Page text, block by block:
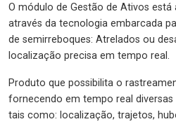
O módulo de Gestão de Ativos
através da tecnologia embarcada
de semirreboques: Atrelados ou
localização precisa em tempo real.
Produto que possibilita o
fornecendo em tempo real
tais como: localização, trajetos,